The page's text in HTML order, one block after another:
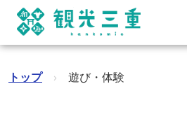
トップ › 遊び・体験